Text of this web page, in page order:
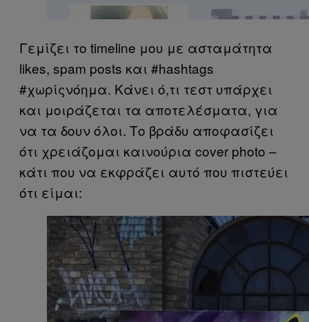
Γεμίζει το timeline μου με ασταμάτητα
likes, spam posts και #hashtags
#χωρίςνόημα. Κάνει ό,τι τεστ υπάρχει
και μοιράζεται τα αποτελέσματα, για
να τα δουν όλοι. Το βράδυ αποφασίζει
ότι χρειάζομαι καινούρια cover photo –
κάτι που να εκφράζει αυτό που πιστεύει
ότι είμαι: